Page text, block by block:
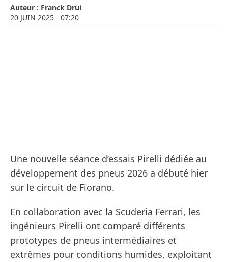
Auteur : Franck Drui
20 JUIN 2025 - 07:20
Une nouvelle séance d’essais Pirelli dédiée au
développement des pneus 2026 a débuté hier
sur le circuit de Fiorano.
En collaboration avec la Scuderia Ferrari, les
ingénieurs Pirelli ont comparé différents
prototypes de pneus intermédiaires et
extrêmes pour conditions humides, exploitant